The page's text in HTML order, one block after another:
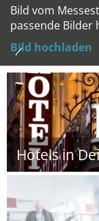
Bild vom
passende Bilder
Bild hochladen
Hotels in